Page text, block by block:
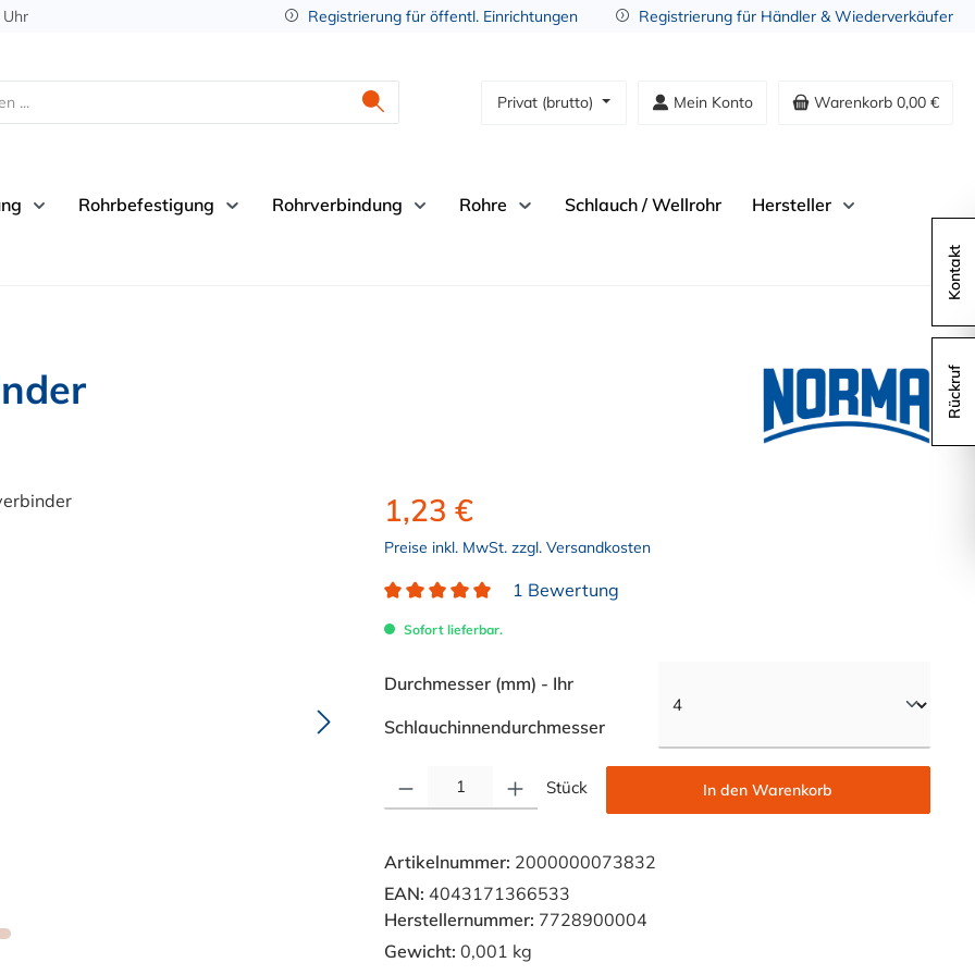
Registrierung für öffentl. Einrichtungen Registrierung für Händler & Wiederverkäufer
Privat (brutto) Mein Konto Warenkorb 0,00 €
Rohrbefestigung Rohrverbindung Rohre Schlauch / Wellrohr Hersteller
1,23 €
Preise inkl. MwSt. zzgl. Versandkosten
1 Bewertung
Sofort lieferbar.
Durchmesser (mm) - Ihr
Schlauchinnendurchmesserauswählen
Stück In den Warenkorb
Artikelnummer: 2000000073832
EAN: 4043171366533
Herstellernummer: 7728900004
Gewicht: 0,001 kg
Kontakt
Rückruf